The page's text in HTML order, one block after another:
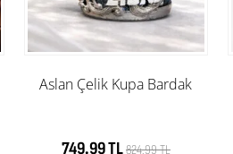
Aslan Çelik Kupa Bardak
749.99 TL824.99 TL